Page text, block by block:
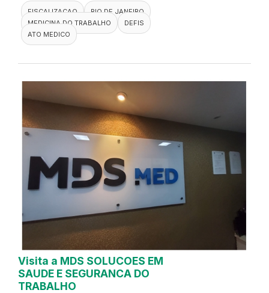
FISCALIZACAO
RIO DE JANEIRO
MEDICINA DO TRABALHO
DEFIS
ATO MEDICO
Visita a MDS SOLUCOES EM
SAUDE E SEGURANCA DO
TRABALHO